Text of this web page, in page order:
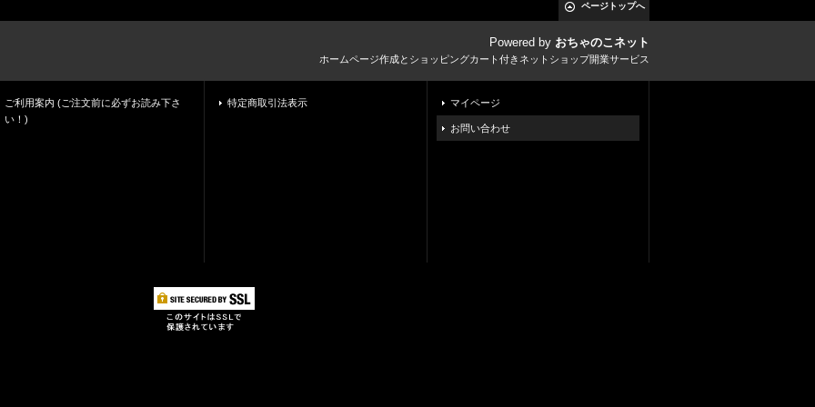
ページトップへ
Powered by おちゃのこネット
ホームページ作成とショッピングカート付きネットショップ開業サービス
ご利用案内 (ご注文前に必ずお読み下さ
い！)
特定商取引法表示 マイページ
お問い合わせ